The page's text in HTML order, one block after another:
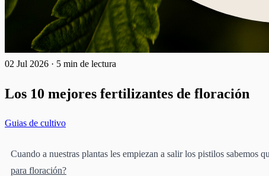
02 Jul 2026 · 5 min de lectura
Los 10 mejores fertilizantes de floración
Guias de cultivo
Cuando a nuestras plantas les empiezan a salir los pistilos sabemos
para floración?